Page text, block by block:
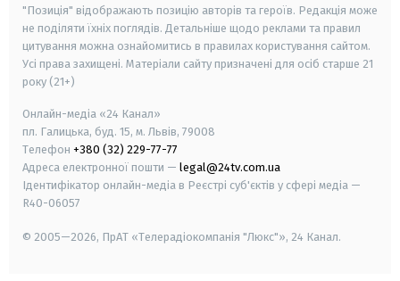
"Позиція" відображають позицію авторів та героїв. Редакція може
не поділяти їхніх поглядів. Детальніше щодо реклами та правил
цитування можна ознайомитись в правилах користування сайтом.
Усі права захищені. Матеріали сайту призначені для осіб старше 21
року (21+)
Онлайн-медіа «24 Канал»
пл. Галицька, буд. 15, м. Львів, 79008
Телефон +380 (32) 229-77-77
Адреса електронної пошти — legal@24tv.com.ua
Ідентифікатор онлайн-медіа в Реєстрі суб'єктів у сфері медіа —
R40-06057
© 2005—2026, ПрАТ «Телерадіокомпанія "Люкс"», 24 Канал.